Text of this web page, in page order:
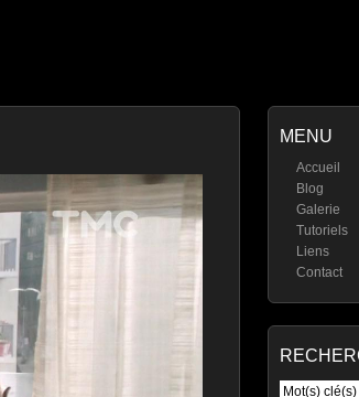
MENU
Accueil
Blog
Galerie
Tutoriels
Liens
Contact